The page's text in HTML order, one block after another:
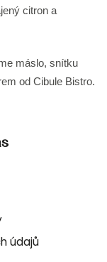
citron a
máslo, snítku
od Cibule Bistro.
údajů